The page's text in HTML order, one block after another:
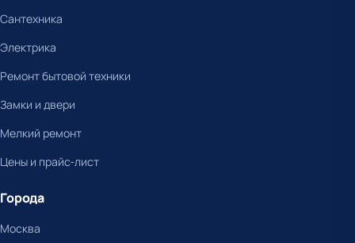
Сантехника
Электрика
Ремонт бытовой техники
Замки и двери
Мелкий ремонт
Цены и прайс-лист
Города
Москва